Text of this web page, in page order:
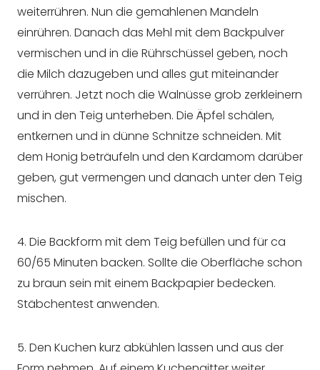
weiterrühren. Nun die gemahlenen Mandeln
einrühren. Danach das Mehl mit dem Backpulver
vermischen und in die Rührschüssel geben, noch
die Milch dazugeben und alles gut miteinander
verrühren. Jetzt noch die Walnüsse grob zerkleinern
und in den Teig unterheben. Die Äpfel schälen,
entkernen und in dünne Schnitze schneiden. Mit
dem Honig beträufeln und den Kardamom darüber
geben, gut vermengen und danach unter den Teig
mischen.
4. Die Backform mit dem Teig befüllen und für ca
60/65 Minuten backen. Sollte die Oberfläche schon
zu braun sein mit einem Backpapier bedecken.
Stäbchentest anwenden.
5. Den Kuchen kurz abkühlen lassen und aus der